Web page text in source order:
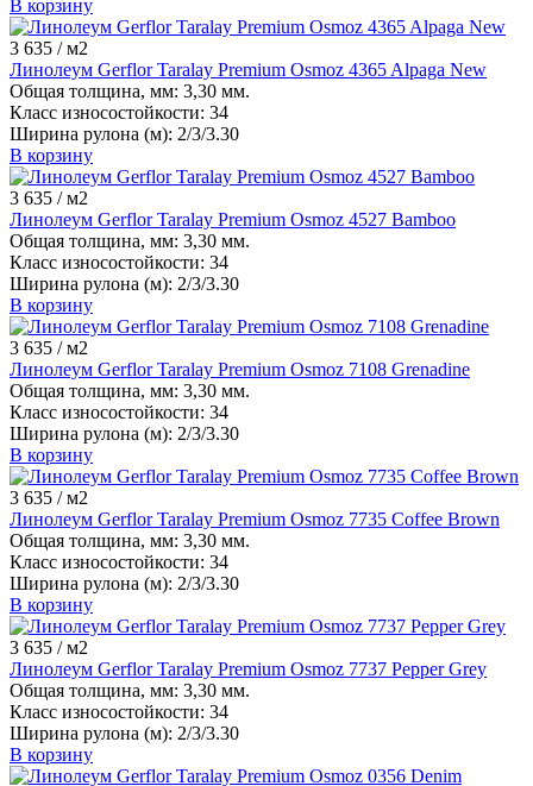
В корзину
3 635 / м2
Линолеум Gerflor Taralay Premium Osmoz 4365 Alpaga New
Общая толщина, мм: 3,30 мм.
Класс износостойкости: 34
Ширина рулона (м): 2/3/3.30
В корзину
3 635 / м2
Линолеум Gerflor Taralay Premium Osmoz 4527 Bamboo
Общая толщина, мм: 3,30 мм.
Класс износостойкости: 34
Ширина рулона (м): 2/3/3.30
В корзину
3 635 / м2
Линолеум Gerflor Taralay Premium Osmoz 7108 Grenadine
Общая толщина, мм: 3,30 мм.
Класс износостойкости: 34
Ширина рулона (м): 2/3/3.30
В корзину
3 635 / м2
Линолеум Gerflor Taralay Premium Osmoz 7735 Coffee Brown
Общая толщина, мм: 3,30 мм.
Класс износостойкости: 34
Ширина рулона (м): 2/3/3.30
В корзину
3 635 / м2
Линолеум Gerflor Taralay Premium Osmoz 7737 Pepper Grey
Общая толщина, мм: 3,30 мм.
Класс износостойкости: 34
Ширина рулона (м): 2/3/3.30
В корзину